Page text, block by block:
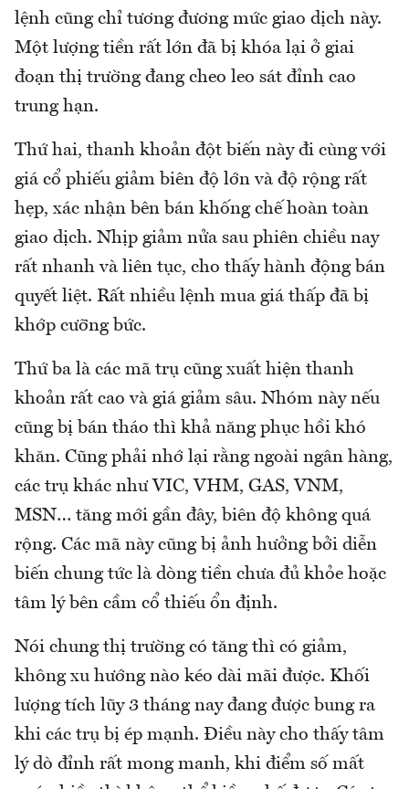
lệnh cũng chỉ tương đương mức giao dịch này.
Một lượng tiền rất lớn đã bị khóa lại ở giai
đoạn thị trường đang cheo leo sát đỉnh cao
trung hạn.
Thứ hai, thanh khoản đột biến này đi cùng với
giá cổ phiếu giảm biên độ lớn và độ rộng rất
hẹp, xác nhận bên bán khống chế hoàn toàn
giao dịch. Nhịp giảm nửa sau phiên chiều nay
rất nhanh và liên tục, cho thấy hành động bán
quyết liệt. Rất nhiều lệnh mua giá thấp đã bị
khớp cưỡng bức.
Thứ ba là các mã trụ cũng xuất hiện thanh
khoản rất cao và giá giảm sâu. Nhóm này nếu
cũng bị bán tháo thì khả năng phục hồi khó
khăn. Cũng phải nhớ lại rằng ngoài ngân hàng,
các trụ khác như VIC, VHM, GAS, VNM,
MSN… tăng mới gần đây, biên độ không quá
rộng. Các mã này cũng bị ảnh hưởng bởi diễn
biến chung tức là dòng tiền chưa đủ khỏe hoặc
tâm lý bên cầm cổ thiếu ổn định.
Nói chung thị trường có tăng thì có giảm,
không xu hướng nào kéo dài mãi được. Khối
lượng tích lũy 3 tháng nay đang được bung ra
khi các trụ bị ép mạnh. Điều này cho thấy tâm
lý dò đỉnh rất mong manh, khi điểm số mất